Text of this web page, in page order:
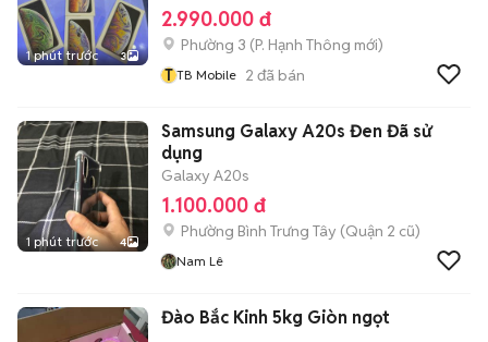
1 phút trước 3
2.990.000 đ
Phường 3 (P. Hạnh Thông mới)
T TB Mobile 2 đã bán
1 phút trước 4
Samsung Galaxy A20s Đen Đã sử
dụng
Galaxy A20s
1.100.000 đ
Phường Bình Trưng Tây (Quận 2 cũ)
Nam Lê
Đào Bắc Kinh 5kg Giòn ngọt